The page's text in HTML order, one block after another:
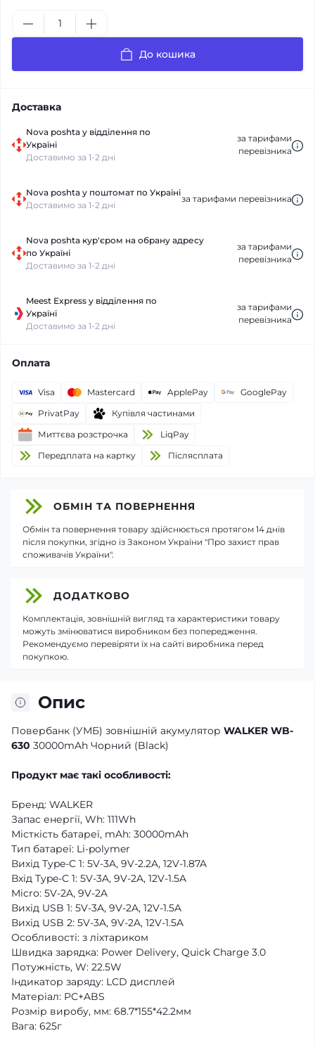
До кошика
Доставка
Nova poshta у відділення по
Україні
Доставимо за 1-2 дні
за тарифами
перевізника
Nova poshta у поштомат по Україні
Доставимо за 1-2 дні
за тарифами перевізника
Nova poshta кур'єром на обрану адресу
по Україні
Доставимо за 1-2 дні
за тарифами
перевізника
Meest Express у відділення по
Україні
Доставимо за 1-2 дні
за тарифами
перевізника
Оплата
Visa Mastercard ApplePay
GooglePay
PrivatPay
Купівля частинами
Миттєва розстрочка
LiqPay
Передплата на картку
Пiслясплата
Опис
Повербанк (УМБ) зовнішній акумулятор WALKER WB-
630 30000mAh Чорний (Black)
Продукт має такі особливості:
Бренд: WALKER
Запас енергії, Wh: 111Wh
Місткість батареї, mAh: 30000mAh
Тип батареї: Li-polymer
Вихід Type-C 1: 5V-3A, 9V-2.2A, 12V-1.87A
Вхід Type-C 1: 5V-3A, 9V-2A, 12V-1.5A
Micro: 5V-2A, 9V-2A
Вихід USB 1: 5V-3A, 9V-2A, 12V-1.5A
Вихід USB 2: 5V-3A, 9V-2A, 12V-1.5A
Особливості: з ліхтариком
Швидка зарядка: Power Delivery, Quick Charge 3.0
Потужність, W: 22.5W
Індикатор заряду: LCD дисплей
Матеріал: PC+ABS
Розмір виробу, мм: 68.7*155*42.2мм
Вага: 625г
ОБМІН ТА ПОВЕРНЕННЯ
Обмін та повернення товару здійснюється протягом 14 днів
після покупки, згідно із Законом України "Про захист прав
споживачів України".
ДОДАТКОВО
Комплектація, зовнішній вигляд та характеристики товару
можуть змінюватися виробником без попередження.
Рекомендуємо перевіряти їх на сайті виробника перед
покупкою.